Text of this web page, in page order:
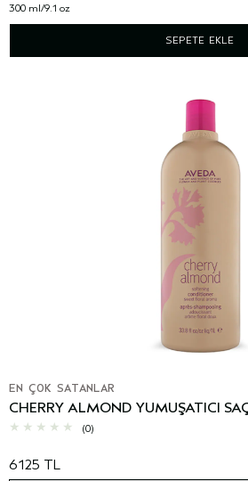
300 ml/9.1 oz
SEPETE EKLE
EN ÇOK SATANLAR
CHERRY ALMOND YUMUŞATICI
(0)
6125 TL